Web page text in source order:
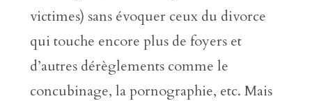
victimes) sans évoquer ceux du divorce
qui touche encore plus de foyers et
d’autres dérèglements comme le
concubinage, la pornographie, etc. Mais